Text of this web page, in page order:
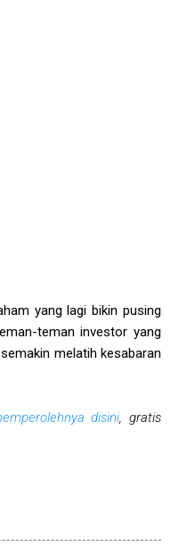
yang lagi bikin pusing
teman investor yang
melatih kesabaran
disini , gratis